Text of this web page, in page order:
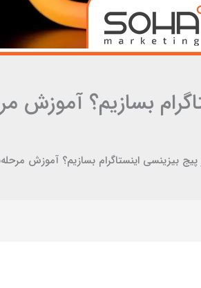
بسازیم؟ آموزش
بیزینسی اینستاگرام بسازیم؟ آموزش